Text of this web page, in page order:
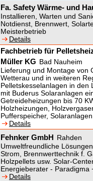
Fa. Safety Wärme- und
Installieren, Warten und
Notdienst, Brennwert,
Meisterbetrieb
Details
Fachbetrieb für
Müller KG Bad Nauheim
Lieferung und Montage von
Wetterau und in weiteren
Pelletskesselanlagen in den
mit Buderus Solaranlagen
Getreideheizungen bis 70
Holzheizungen,
Pufferspeicher,
Details
Fehnker GmbH Rahden
Umweltfreundliche
Strom, Brennwerttechnik f.
Holzpellets usw. Solar-
Energieberater - Paradigma
Details